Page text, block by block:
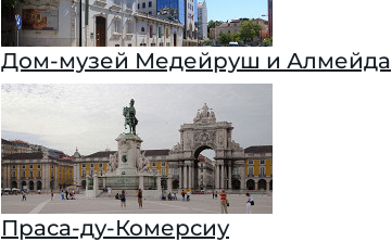
Дом-музей Медейруш и Алмейда
Праса-ду-Комерсиу